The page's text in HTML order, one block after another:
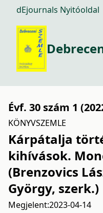
dEjournals Nyitóoldal
Évf. 30 szám 1
KÖNYVSZEMLE
Kárpátalja
kihívások.
(Brenzovics
György, szerk.)
Megjelent:2023-04-14